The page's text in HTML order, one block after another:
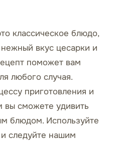
классическое блюдо,
вкус цесарки и
поможет вам
любого случая.
приготовления и
вы сможете удивить
блюдом. Используйте
следуйте нашим